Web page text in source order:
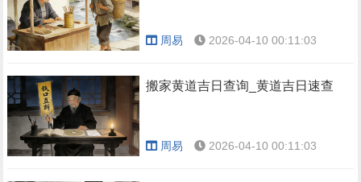
周易 2026-04-10 00:11:03
搬家黄道吉日查询_黄道吉日速查
周易 2026-04-10 00:11:03